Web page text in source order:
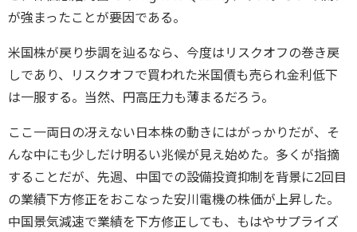
が強まったことが要因である。
米国株が戻り歩調を辿るなら、今度はリスクオフの巻き戻
しであり、リスクオフで買われた米国債も売られ金利低下
は一服する。当然、円高圧力も薄まるだろう。
ここ一両日の冴えない日本株の動きにはがっかりだが、そ
んな中にも少しだけ明るい兆候が見え始めた。多くが指摘
することだが、先週、中国での設備投資抑制を背景に2回目
の業績下方修正をおこなった安川電機の株価が上昇した。
中国景気減速で業績を下方修正しても、もはやサプライズ